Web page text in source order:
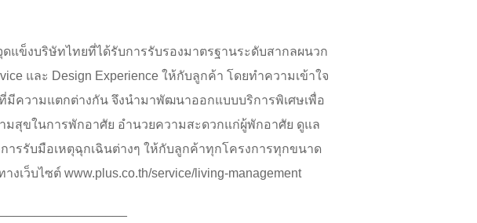
แข็งบริษัทไทยที่ได้รับการรับรองมาตรฐานระดับสากลผนวก
และ Design Experience ให้กับลูกค้า โดยทำความเข้าใจ
มีความแตกต่างกัน จึงนำมาพัฒนาออกแบบบริการพิเศษเพื่อ
สุขในการพักอาศัย อำนวยความสะดวกแก่ผู้พักอาศัย ดูแล
รรับมือเหตุฉุกเฉินต่างๆ ให้กับลูกค้าทุกโครงการทุกขนาด
ว็บไซต์ www.plus.co.th/service/living-management